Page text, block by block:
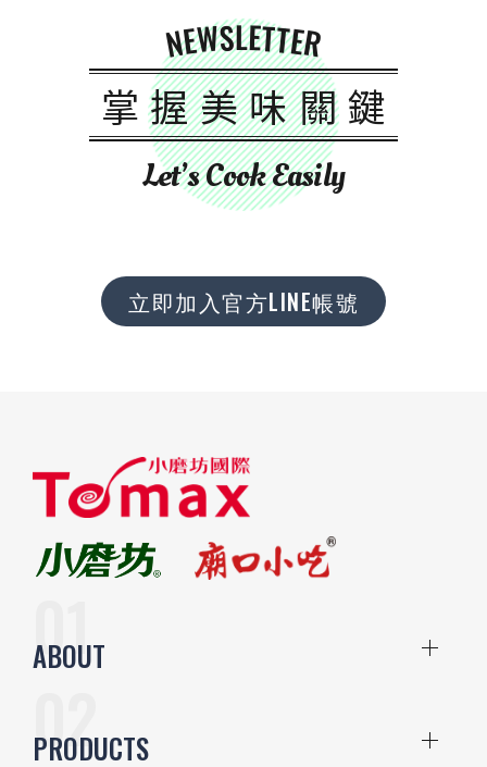
NEWSLETTER
掌握美味關鍵
Let’s Cook Easily
立即加入官方LINE帳號
ABOUT
PRODUCTS